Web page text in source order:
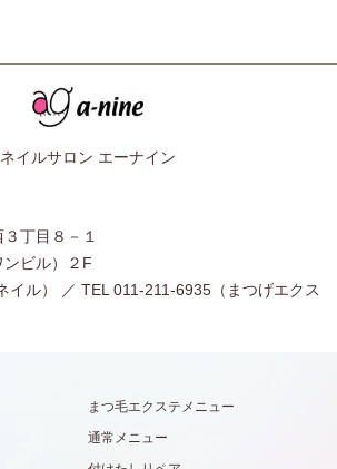
ネイルサロン エーナイン
丁目８－１
ビル）２F
イル） ／ TEL 011-211-6935（まつげエクス
まつ毛エクステメニュー
通常メニュー